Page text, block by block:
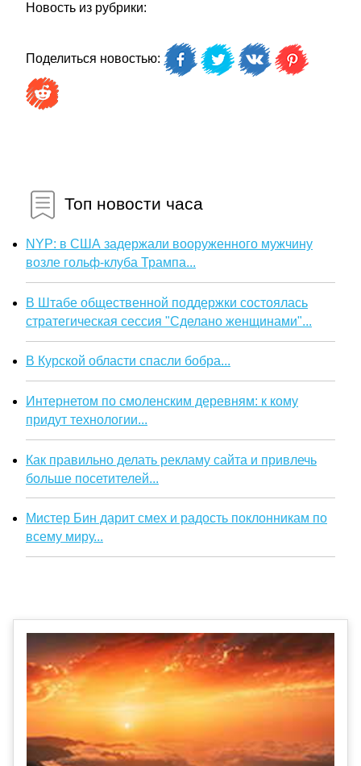
Новость из рубрики:
Поделиться новостью:
Топ новости часа
NYP: в США задержали вооруженного мужчину
возле гольф-клуба Трампа...
В Штабе общественной поддержки состоялась
стратегическая сессия "Сделано женщинами"...
В Курской области спасли бобра...
Интернетом по смоленским деревням: к кому
придут технологии...
Как правильно делать рекламу сайта и привлечь
больше посетителей...
Мистер Бин дарит смех и радость поклонникам по
всему миру...